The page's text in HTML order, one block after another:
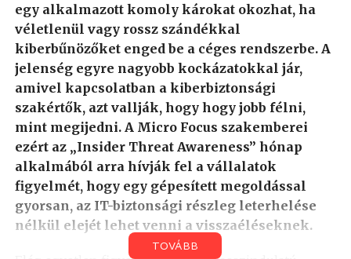
egy alkalmazott komoly károkat okozhat, ha
véletlenül vagy rossz szándékkal
kiberbűnözőket enged be a céges rendszerbe. A
jelenség egyre nagyobb kockázatokkal jár,
amivel kapcsolatban a kiberbiztonsági
szakértők, azt vallják, hogy hogy jobb félni,
mint megijedni. A Micro Focus szakemberei
ezért az „Insider Threat Awareness” hónap
alkalmából arra hívják fel a vállalatok
figyelmét, hogy egy gépesített megoldással
gyorsan, az IT-biztonsági részleg leterhelése
nélkül elejét lehet venni a visszaéléseknek.
TOVÁBB